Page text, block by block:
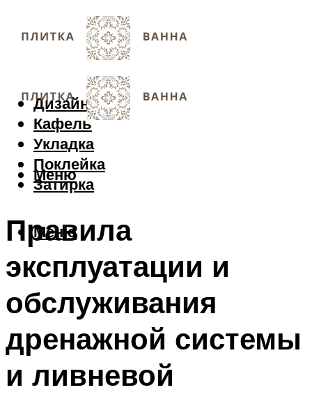
Дизайн
Кафель
Укладка
Поклейка
Затирка
Меню
Меню
Правила
эксплуатации и
обслуживания
дренажной системы
и ливневой